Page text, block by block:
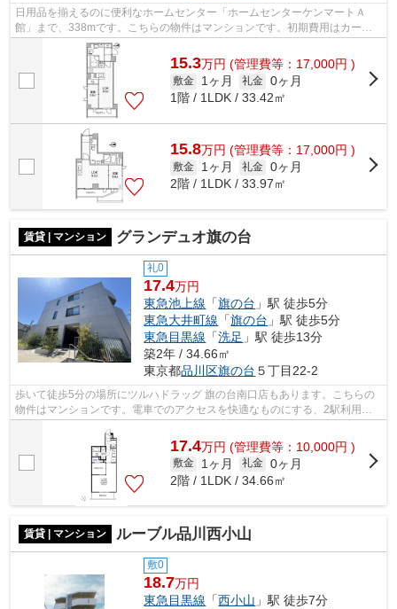
日用品を揃えるのに便利なホームセンター「ホームセンターケンマートＡ
館」まで、338mです。こちらの物件はマンションです。初期費用はカード
で決済いただけます。駅まで歩いてアクセ...
15.3万円 (管理費等：17,000円 )
敷金 1ヶ月 礼金 0ヶ月
1階 / 1LDK / 33.42㎡
15.8万円 (管理費等：17,000円 )
敷金 1ヶ月 礼金 0ヶ月
2階 / 1LDK / 33.97㎡
賃貸 | マンション グランデュオ旗の台
礼0
17.4万円
東急池上線 「旗の台 」駅 徒歩5分
東急大井町線 「旗の台 」駅 徒歩5分
東急目黒線 「洗足 」駅 徒歩13分
築2年 / 34.66㎡
東京都品川区旗の台 ５丁目22-2
歩いて徒歩5分の場所にツルハドラッグ 旗の台南口店もあります。こちらの
物件はマンションです。電車でのアクセスを快適なものにする、2駅利用可
17.4万円 (管理費等：10,000円 )
敷金 1ヶ月 礼金 0ヶ月
2階 / 1LDK / 34.66㎡
賃貸 | マンション ルーブル品川西小山
敷0
18.7万円
東急目黒線 「西小山 」駅 徒歩7分